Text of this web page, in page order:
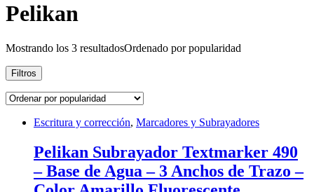
Pelikan
Mostrando los 3 resultadosOrdenado por popularidad
Filtros
Escritura y corrección, Marcadores y Subrayadores
Pelikan Subrayador Textmarker 490
– Base de Agua – 3 Anchos de Trazo –